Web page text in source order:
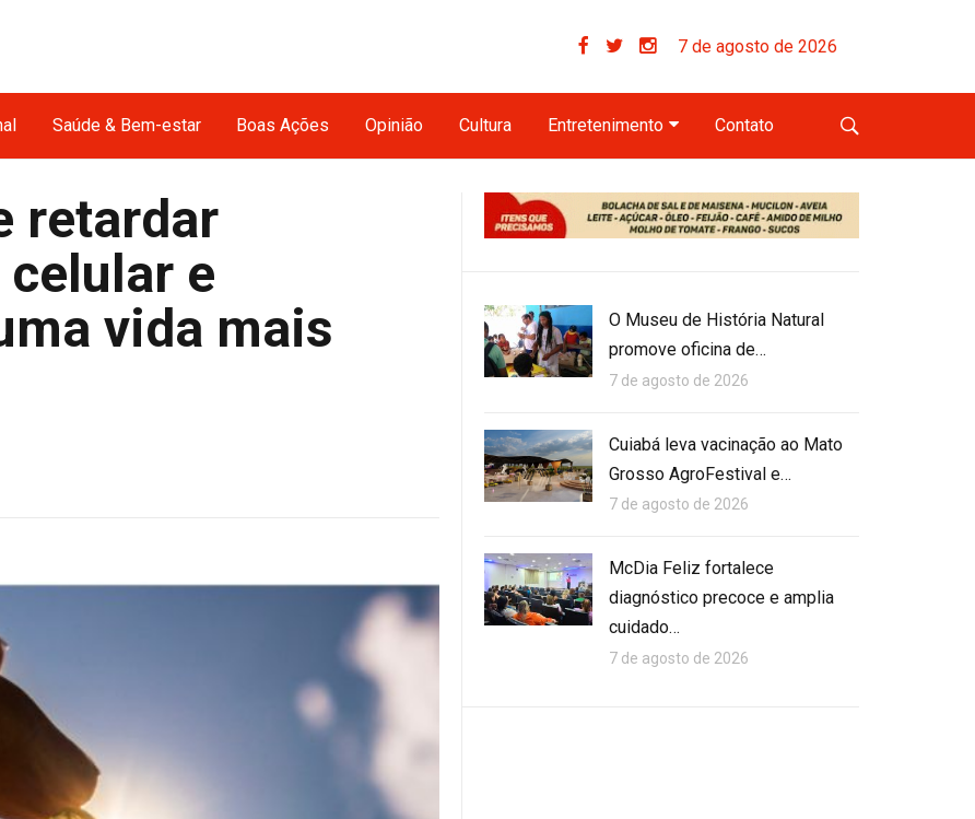
7 de agosto de 2026
Saúde & Bem-estar Boas Ações Opinião Cultura Entretenimento Contato
retardar
e
vida mais
O Museu de História Natural
promove oficina de…
7 de agosto de 2026
Cuiabá leva vacinação ao Mato
Grosso AgroFestival e…
7 de agosto de 2026
McDia Feliz fortalece
diagnóstico precoce e amplia
cuidado…
7 de agosto de 2026